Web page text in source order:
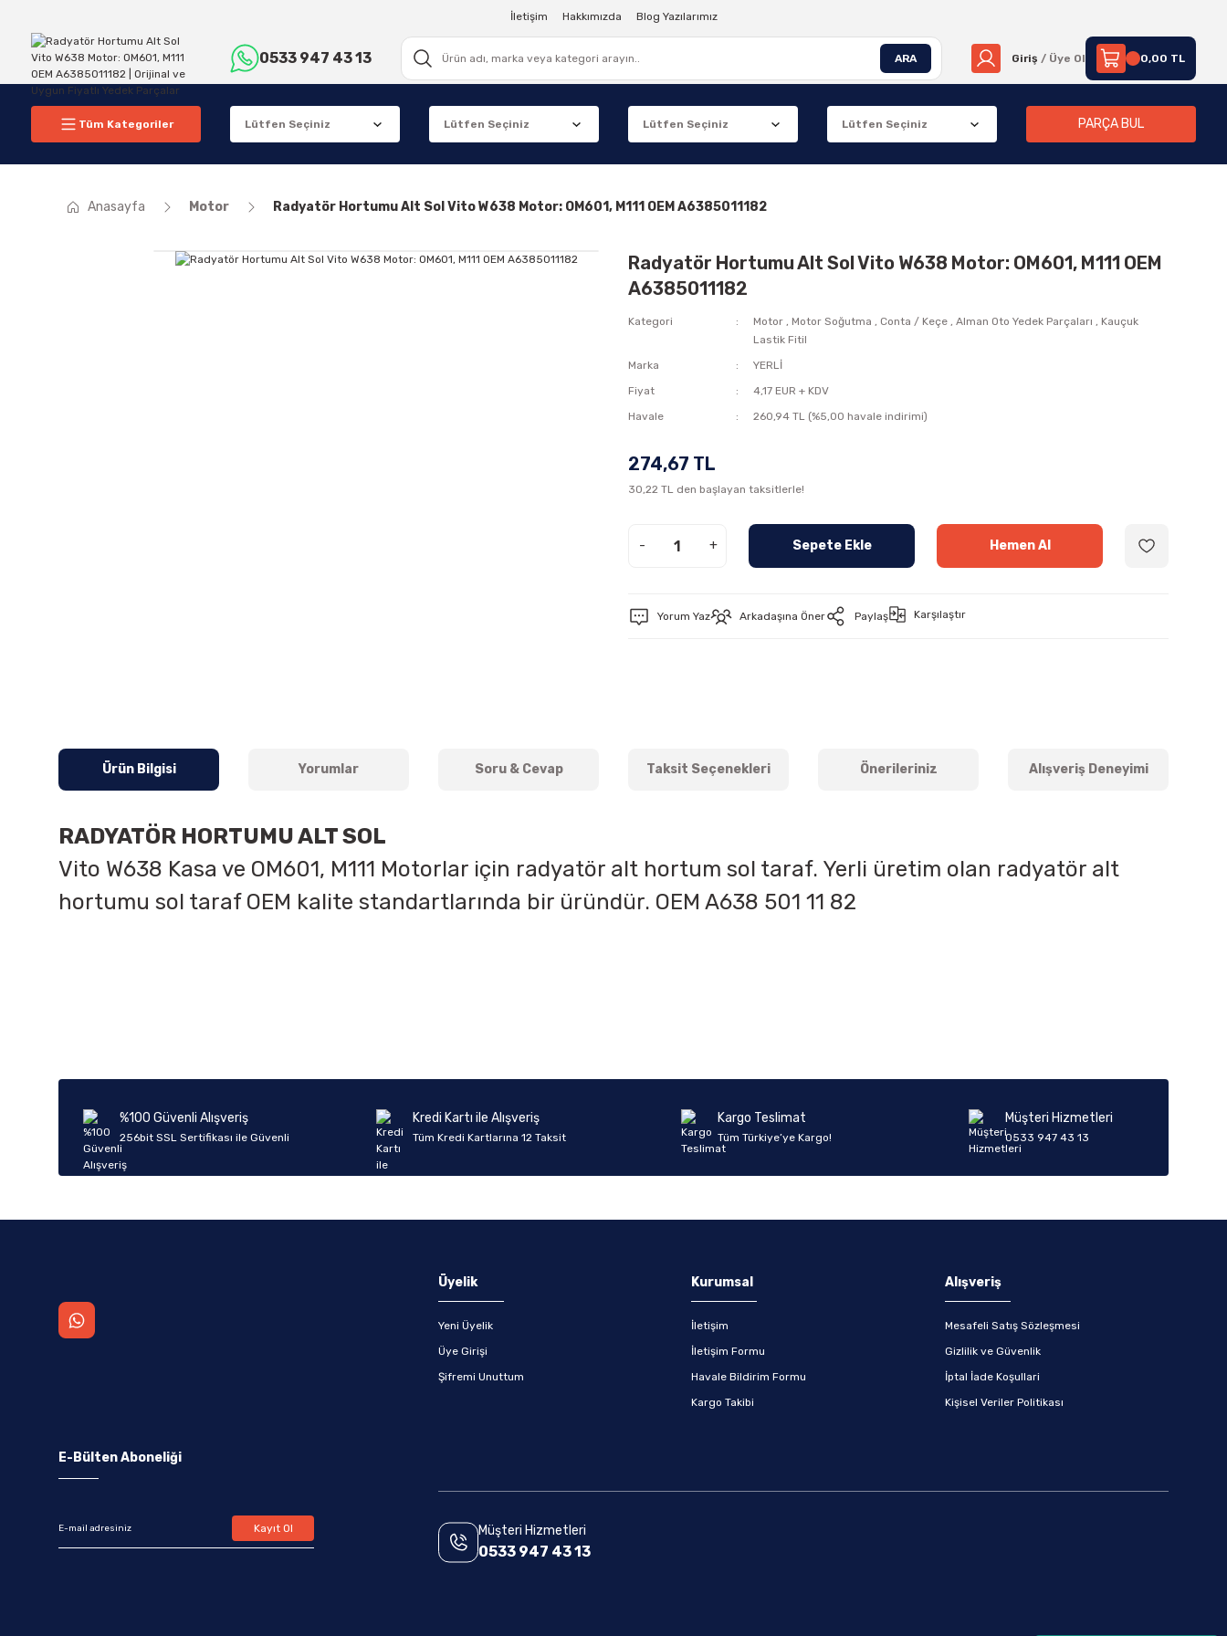
İletişim Hakkımızda Blog Yazılarımız
0533 947 43 13 ARA Giriş / Üye Ol 0,00 TL
Tüm Kategoriler PARÇA BUL
Anasayfa Motor Radyatör Hortumu Alt Sol Vito W638 Motor: OM601, M111 OEM A6385011182
Radyatör Hortumu Alt Sol Vito W638 Motor: OM601, M111 OEM
A6385011182
Kategori Motor , Motor Soğutma , Conta / Keçe ,Alman Oto Yedek Parçaları , Kauçuk
Lastik Fitil
Marka
YERLİ
Fiyat
4,17 EUR + KDV
Havale
260,94 TL (%5,00 havale indirimi)
274,67 TL
30,22 TL den başlayan taksitlerle!
- + Sepete Ekle Hemen Al
Yorum Yaz Arkadaşına Öner Paylaş Karşılaştır
Ürün Bilgisi Yorumlar Soru & Cevap Taksit Seçenekleri Önerileriniz Alışveriş Deneyimi
RADYATÖR HORTUMU ALT SOL
Vito W638 Kasa ve OM601, M111 Motorlar için radyatör alt hortum sol taraf. Yerli üretim olan radyatör alt
hortumu sol taraf OEM kalite standartlarında bir üründür. OEM A638 501 11 82
Ürün fiyatı diğer sitelerden daha pahalı.
Bu ürüne benzer farklı alternatifler olmalı.
%100 Güvenli Alışveriş
256bit SSL Sertifikası ile Güvenli
Kredi Kartı ile Alışveriş
Tüm Kredi Kartlarına 12 Taksit
Kargo Teslimat
Tüm Türkiye’ye Kargo!
Müşteri Hizmetleri
0533 947 43 13
Üyelik
Yeni Üyelik
Üye Girişi
Şifremi Unuttum
Kurumsal
İletişim
İletişim Formu
Havale Bildirim Formu
Kargo Takibi
Alışveriş
Mesafeli Satış Sözleşmesi
Gizlilik ve Güvenlik
İptal İade Koşullari
Kişisel Veriler Politikası
E-Bülten Aboneliği
Kayıt Ol Müşteri Hizmetleri
0533 947 43 13